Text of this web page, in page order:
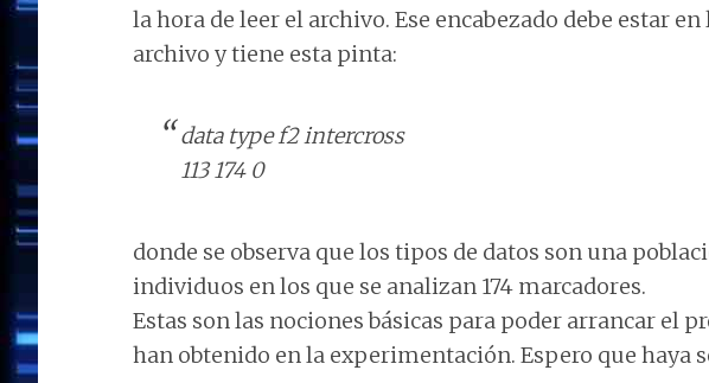
la hora de leer el archivo. Ese encabezado debe estar
archivo y tiene esta pinta:
data type f2 intercross
113 174 0
donde se observa que los tipos de datos son una
individuos en los que se analizan 174 marcadores.
Estas son las nociones básicas para poder arrancar el
han obtenido en la experimentación. Espero que haya